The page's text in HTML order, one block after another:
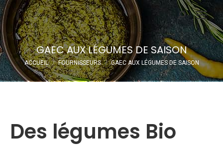
Recherche
:
GAEC AUX LÉGUMES DE SAISON
Vous êtes ici :
ACCUEIL FOURNISSEURS GAEC AUX LÉGUMES DE SAISON
Des légumes Bio